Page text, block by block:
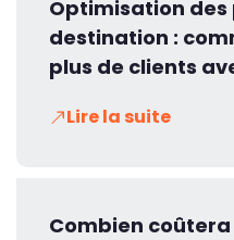
Optimisation des
destination :
plus de clients
Lire la suite
Combien coûtera